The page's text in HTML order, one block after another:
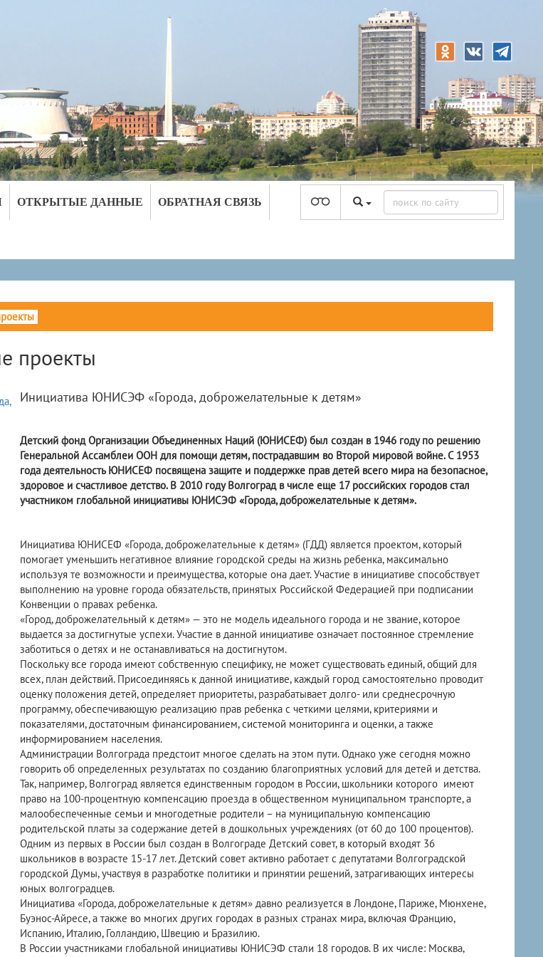
ОТКРЫТЫЕ ДАННЫЕ ОБРАТНАЯ СВЯЗЬ
проекты
Инициатива ЮНИСЭФ «Города, доброжелательные к детям»
Детский фонд Организации Объединенных Наций (ЮНИСЕФ) был создан в 1946 году по решению
Генеральной Ассамблеи ООН для помощи детям, пострадавшим во Второй мировой войне. С 1953
года деятельность ЮНИСЕФ посвящена защите и поддержке прав детей всего мира на безопасное,
здоровое и счастливое детство. В 2010 году Волгоград в числе еще 17 российских городов стал
участником глобальной инициативы ЮНИСЭФ «Города, доброжелательные к детям».
Инициатива ЮНИСЕФ «Города, доброжелательные к детям» (ГДД) является проектом, который
помогает уменьшить негативное влияние городской среды на жизнь ребенка, максимально
используя те возможности и преимущества, которые она дает. Участие в инициативе способствует
выполнению на уровне города обязательств, принятых Российской Федерацией при подписании
Конвенции о правах ребенка.
«Город, доброжелательный к детям» — это не модель идеального города и не звание, которое
выдается за достигнутые успехи. Участие в данной инициативе означает постоянное стремление
заботиться о детях и не останавливаться на достигнутом.
Поскольку все города имеют собственную специфику, не может существовать единый, общий для
всех, план действий. Присоединяясь к данной инициативе, каждый город самостоятельно проводит
оценку положения детей, определяет приоритеты, разрабатывает долго- или среднесрочную
программу, обеспечивающую реализацию прав ребенка с четкими целями, критериями и
показателями, достаточным финансированием, системой мониторинга и оценки, а также
информированием населения.
Администрации Волгограда предстоит многое сделать на этом пути. Однако уже сегодня можно
говорить об определенных результатах по созданию благоприятных условий для детей и детства.
Так, например, Волгоград является единственным городом в России, школьники которого имеют
право на 100-процентную компенсацию проезда в общественном муниципальном транспорте, а
малообеспеченные семьи и многодетные родители – на муниципальную компенсацию
родительской платы за содержание детей в дошкольных учреждениях (от 60 до 100 процентов).
Одним из первых в России был создан в Волгограде Детский совет, в который входят 36
школьников в возрасте 15-17 лет. Детский совет активно работает с депутатами Волгоградской
городской Думы, участвуя в разработке политики и принятии решений, затрагивающих интересы
юных волгоградцев.
Инициатива «Города, доброжелательные к детям» давно реализуется в Лондоне, Париже, Мюнхене,
Буэнос-Айресе, а также во многих других городах в разных странах мира, включая Францию,
Испанию, Италию, Голландию, Швецию и Бразилию.
В России участниками глобальной инициативы ЮНИСЭФ стали 18 городов. В их числе: Москва,